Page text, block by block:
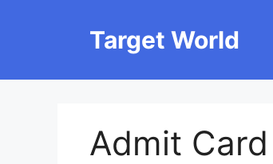
Target World
Admit Card